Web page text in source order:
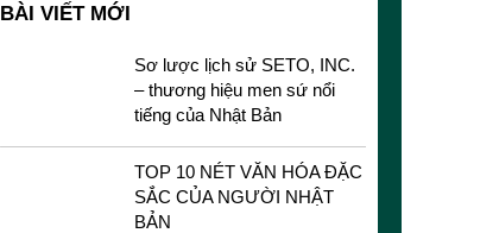
BÀI VIẾT MỚI
Sơ lược lịch sử SETO, INC.
– thương hiệu men sứ nổi
tiếng của Nhật Bản
TOP 10 NÉT VĂN HÓA ĐẶC
SẮC CỦA NGƯỜI NHẬT
BẢN